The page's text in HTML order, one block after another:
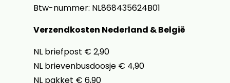
Btw-nummer: NL868435624B01
Verzendkosten Nederland & België
NL briefpost € 2,90
NL brievenbusdoosje € 4,90
NL pakket € 6,90